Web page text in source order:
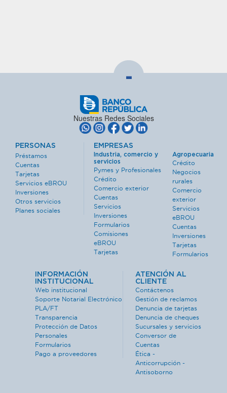
-
Nuestras Redes Sociales
PERSONAS
Préstamos
Cuentas
Tarjetas
Servicios eBROU
Inversiones
Otros servicios
Planes sociales
EMPRESAS
Industria, comercio y
servicios
Pymes y Profesionales
Crédito
Comercio exterior
Cuentas
Servicios
Inversiones
Formularios
Comisiones
eBROU
Tarjetas
Agropecuaria
Crédito
Negocios
rurales
Comercio
exterior
Servicios
eBROU
Cuentas
Inversiones
Tarjetas
Formularios
INFORMACIÓN
INSTITUCIONAL
Web institucional
Soporte Notarial Electrónico
PLA/FT
Transparencia
Protección de Datos
Personales
Formularios
Pago a proveedores
ATENCIÓN AL
CLIENTE
Contáctenos
Gestión de reclamos
Denuncia de tarjetas
Denuncia de cheques
Sucursales y servicios
Conversor de
Cuentas
Ética -
Anticorrupción -
Antisoborno